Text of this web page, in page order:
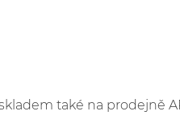
také na prodejně